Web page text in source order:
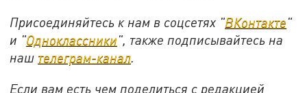
Присоединяйтесь к нам в соцсетях "ВКонтакте"
и "Одноклассники", также подписывайтесь на
наш телеграм-канал.
Если вам есть чем поделиться с редакцией